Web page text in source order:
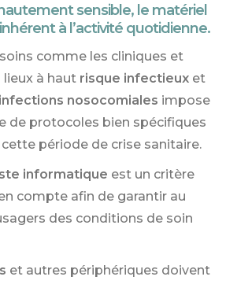
sensible, le matériel
à l’activité quotidienne.
comme les cliniques et
à haut risque infectieux et
infections nosocomiales impose
de protocoles bien spécifiques
période de crise sanitaire.
informatique est un critère
compte afin de garantir au
des conditions de soin
et autres périphériques doivent